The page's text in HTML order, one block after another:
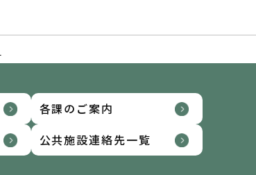
各課のご案内
公共施設連絡先一覧